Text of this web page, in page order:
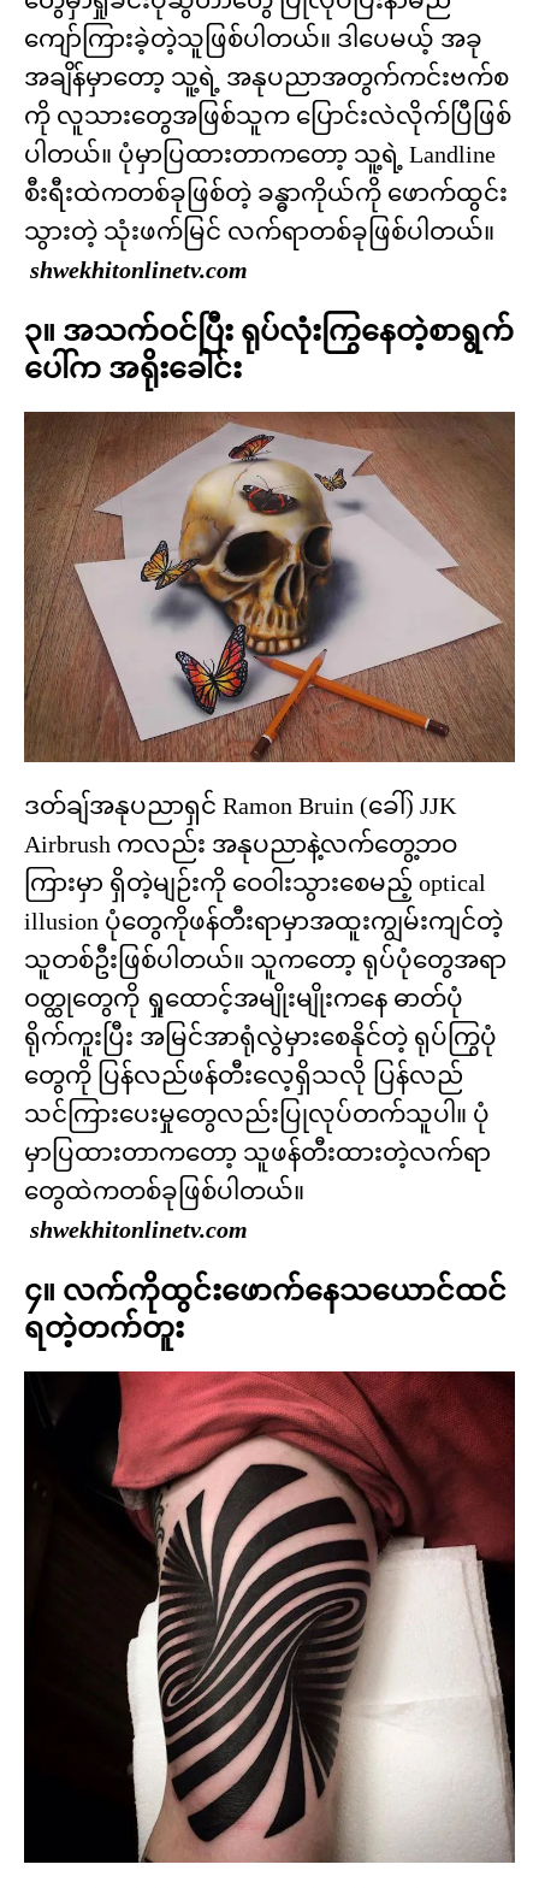
ကျော်ကြားခဲ့တဲ့သူဖြစ်ပါတယ်။ ဒါပေမယ့် အခု
အချိန်မှာတော့ သူ့ရဲ့ အနုပညာအတွက်ကင်းဗက်စ
ကို လူသားတွေအဖြစ်သူက ပြောင်းလဲလိုက်ပြီဖြစ်
ပါတယ်။ ပုံမှာပြထားတာကတော့ သူ့ရဲ့ Landline
စီးရီးထဲကတစ်ခုဖြစ်တဲ့ ခန္ဓာကိုယ်ကို ဖောက်ထွင်း
သွားတဲ့ သုံးဖက်မြင် လက်ရာတစ်ခုဖြစ်ပါတယ်။
shwekhitonlinetv.com
၃။ အသက်ဝင်ပြီး ရုပ်လုံးကြွနေတဲ့စာရွက်
ပေါ်က အရိုးခေါင်း
ဒတ်ချ်အနုပညာရှင် Ramon Bruin (ခေါ်) JJK
Airbrush ကလည်း အနုပညာနဲ့လက်တွေ့ဘဝ
ကြားမှာ ရှိတဲ့မျဉ်းကို ဝေဝါးသွားစေမည့် optical
illusion ပုံတွေကိုဖန်တီးရာမှာအထူးကျွမ်းကျင်တဲ့
သူတစ်ဦးဖြစ်ပါတယ်။ သူကတော့ ရုပ်ပုံတွေအရာ
ဝတ္ထုတွေကို ရှုထောင့်အမျိုးမျိုးကနေ ဓာတ်ပုံ
ရိုက်ကူးပြီး အမြင်အာရုံလွဲမှားစေနိုင်တဲ့ ရုပ်ကြွပုံ
တွေကို ပြန်လည်ဖန်တီးလေ့ရှိသလို ပြန်လည်
သင်ကြားပေးမှုတွေလည်းပြုလုပ်တက်သူပါ။ ပုံ
မှာပြထားတာကတော့ သူဖန်တီးထားတဲ့လက်ရာ
တွေထဲကတစ်ခုဖြစ်ပါတယ်။
shwekhitonlinetv.com
၄။ လက်ကိုထွင်းဖောက်နေသယောင်ထင်
ရတဲ့တက်တူး